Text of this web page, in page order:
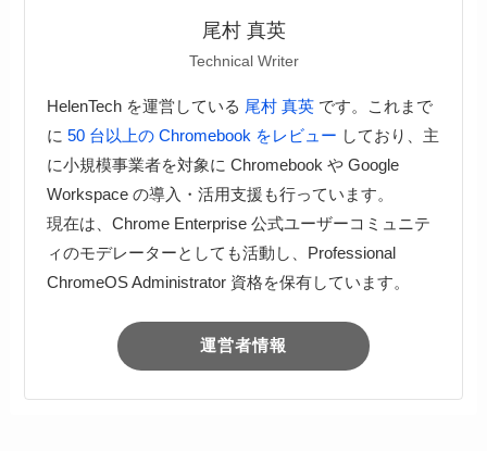
尾村 真英
Technical Writer
HelenTech を運営している 尾村 真英です。これまで
に 50 台以上の Chromebook をレビュー しており、主
に小規模事業者を対象に Chromebook や Google
Workspace の導入・活用支援も行っています。
現在は、Chrome Enterprise 公式ユーザーコミュニテ
ィのモデレーターとしても活動し、Professional
ChromeOS Administrator 資格を保有しています。
運営者情報